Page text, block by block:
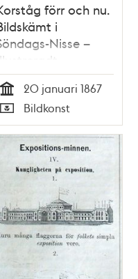
förr och nu.
i
Nisse –
för
Skämt, Humor och
Satir, nr 3, den 20
1867
Tid
20 januari 1867
Bildkonst